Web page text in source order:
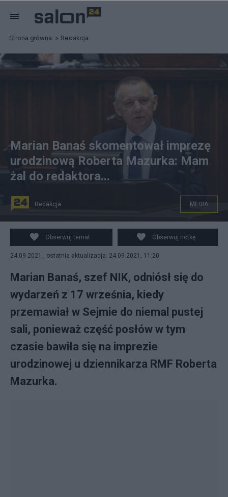
Strona główna Redakcja
Marian Banaś przedstawiał raport przed niewielką liczbą
posłów, fot. nik.gov.pl
Marian Banaś skomentował imprezę
urodzinową Roberta Mazurka: Mam
żal do redaktora...
Redakcja MEDIA
Obserwuj temat Obserwuj notkę
24.09.2021 , ostatnia aktualizacja: 24.09.2021, 11:20
Marian Banaś, szef NIK, odniósł się do
wydarzeń z 17 września, kiedy
przemawiał w Sejmie do niemal pustej
sali, ponieważ część posłów w tym
czasie bawiła się na imprezie
urodzinowej u dziennikarza RMF Roberta
Mazurka.